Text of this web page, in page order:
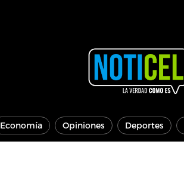
Economía Opiniones Deportes